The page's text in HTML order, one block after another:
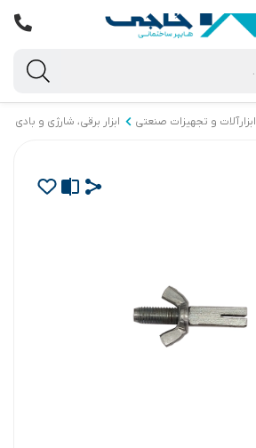
ابزارآلات و تجهیزات صنعتی ابزار برقی، شارژی و بادی